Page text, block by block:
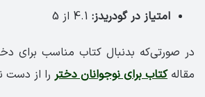
امتیاز در گودریدز:
در صورتی‌که بدنبال کتاب مناسب برای
مقالهکتاب برای نوجوانان دختر را از دست